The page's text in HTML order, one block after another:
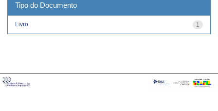
Tipo do Documento
1
Livro